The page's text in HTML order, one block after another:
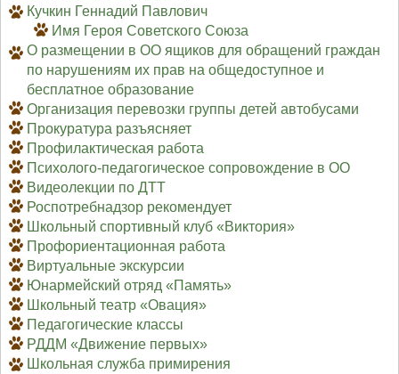
Кучкин Геннадий Павлович
Имя Героя Советского Союза
О размещении в ОО ящиков для обращений граждан
по нарушениям их прав на общедоступное и
бесплатное образование
Организация перевозки группы детей автобусами
Прокуратура разъясняет
Профилактическая работа
Психолого-педагогическое сопровождение в ОО
Видеолекции по ДТТ
Роспотребнадзор рекомендует
Школьный спортивный клуб «Виктория»
Профориентационная работа
Виртуальные экскурсии
Юнармейский отряд «Память»
Школьный театр «Овация»
Педагогические классы
РДДМ «Движение первых»
Школьная служба примирения